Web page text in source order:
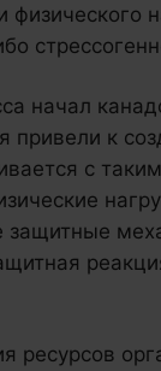
физического
начал
привели к
с
защитные
ресурсов